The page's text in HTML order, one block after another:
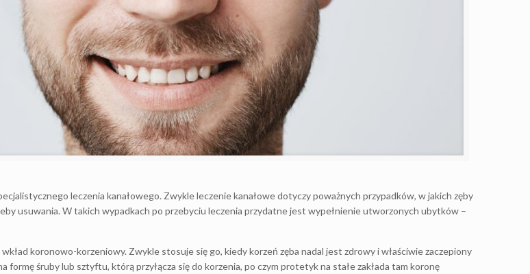
leczenia kanałowego. Zwykle leczenie kanałowe dotyczy poważnych przypadków, w jakich zęby
usuwania. W takich wypadkach po przebyciu leczenia przydatne jest wypełnienie utworzonych ubytków –
koronowo-korzeniowy. Zwykle stosuje się go, kiedy korzeń zęba nadal jest zdrowy i właściwie zaczepiony
śruby lub sztyftu, którą przyłącza się do korzenia, po czym protetyk na stałe zakłada tam koronę